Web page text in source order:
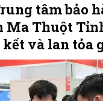
tâm bảo
Ma Thuột
kết và lan tỏa